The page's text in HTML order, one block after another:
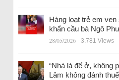
Hàng loạt trẻ em
khẩn cầu bà Ngô
28/05/2026 - 3.781 Views
“Nhà là để ở, không
Lâm không đánh